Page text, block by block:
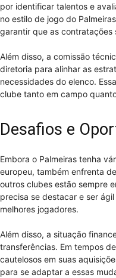
por identificar talentos e
no estilo de jogo do
garantir que as contratações
Além disso, a comissão
diretoria para alinhar as
necessidades do elenco.
clube tanto em campo
Desafios e
Embora o Palmeiras tenha
europeu, também enfrenta
outros clubes estão sempre
precisa se destacar e ser
melhores jogadores.
Além disso, a situação
transferências. Em tempos
cautelosos em suas
para se adaptar a essas